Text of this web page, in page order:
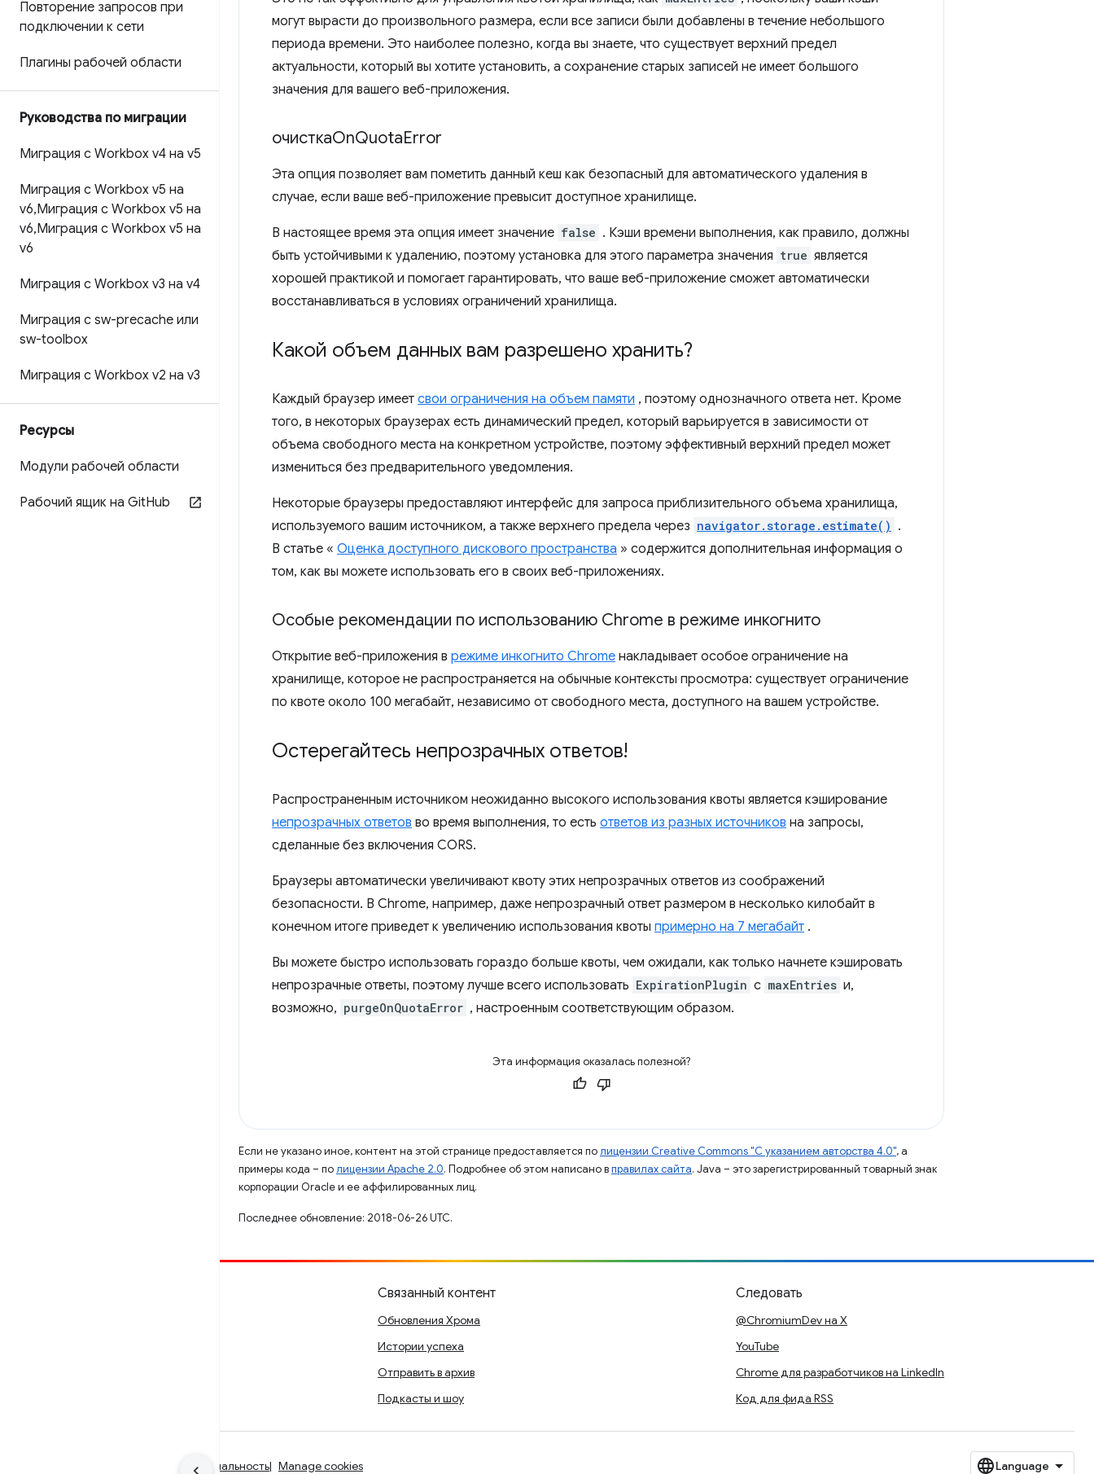
Повторение запросов при
подключении к сети
Плагины рабочей области
Руководства по миграции
Миграция с Workbox v4 на v5
Миграция с Workbox v5 на
v6,Миграция с Workbox v5 на
v6,Миграция с Workbox v5 на
v6
Миграция с Workbox v3 на v4
Миграция с sw-precache или
sw-toolbox
Миграция с Workbox v2 на v3
Ресурсы
Модули рабочей области
Рабочий ящик на GitHub
могут вырасти до произвольного размера, если все записи были добавлены в течение небольшого
периода времени. Это наиболее полезно, когда вы знаете, что существует верхний предел
актуальности, который вы хотите установить, а сохранение старых записей не имеет большого
значения для вашего веб-приложения.
очисткаOnQuotaError
Эта опция позволяет вам пометить данный кеш как безопасный для автоматического удаления в
случае, если ваше веб-приложение превысит доступное хранилище.
В настоящее время эта опция имеет значение false . Кэши времени выполнения, как правило, должны
быть устойчивыми к удалению, поэтому установка для этого параметра значения true является
хорошей практикой и помогает гарантировать, что ваше веб-приложение сможет автоматически
восстанавливаться в условиях ограничений хранилища.
Какой объем данных вам разрешено хранить?
Каждый браузер имеет свои ограничения на объем памяти , поэтому однозначного ответа нет. Кроме
того, в некоторых браузерах есть динамический предел, который варьируется в зависимости от
объема свободного места на конкретном устройстве, поэтому эффективный верхний предел может
измениться без предварительного уведомления.
Некоторые браузеры предоставляют интерфейс для запроса приблизительного объема хранилища,
используемого вашим источником, а также верхнего предела через navigator.storage.estimate() .
В статье « Оценка доступного дискового пространства » содержится дополнительная информация о
том, как вы можете использовать его в своих веб-приложениях.
Особые рекомендации по использованию Chrome в режиме инкогнито
Открытие веб-приложения в режиме инкогнито Chrome накладывает особое ограничение на
хранилище, которое не распространяется на обычные контексты просмотра: существует ограничение
по квоте около 100 мегабайт, независимо от свободного места, доступного на вашем устройстве.
Остерегайтесь непрозрачных ответов!
Распространенным источником неожиданно высокого использования квоты является кэширование
непрозрачных ответов во время выполнения, то есть ответов из разных источников на запросы,
сделанные без включения CORS.
Браузеры автоматически увеличивают квоту этих непрозрачных ответов из соображений
безопасности. В Chrome, например, даже непрозрачный ответ размером в несколько килобайт в
конечном итоге приведет к увеличению использования квоты примерно на 7 мегабайт .
Вы можете быстро использовать гораздо больше квоты, чем ожидали, как только начнете кэшировать
непрозрачные ответы, поэтому лучше всего использовать ExpirationPlugin с maxEntries и,
возможно, purgeOnQuotaError , настроенным соответствующим образом.
Эта информация оказалась полезной?
Если не указано иное, контент на этой странице предоставляется полицензии Creative Commons "С указанием авторства 4.0", а
примеры кода – полицензии Apache 2.0. Подробнее об этом написано вправилах сайта. Java – это зарегистрированный товарный знак
корпорации Oracle и ее аффилированных лиц.
Последнее обновление: 2018-06-26 UTC.
Связанный контент
Обновления Хрома
Истории успеха
Отправить в архив
Подкасты и шоу
Следовать
@ChromiumDev на X
YouTube
Chrome для разработчиков на LinkedIn
Код для фида RSS
Конфиденциальность Manage cookies